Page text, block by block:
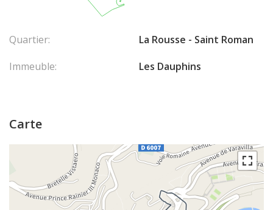
Quartier:
La Rousse - Saint Roman
Immeuble:
Les Dauphins
Carte